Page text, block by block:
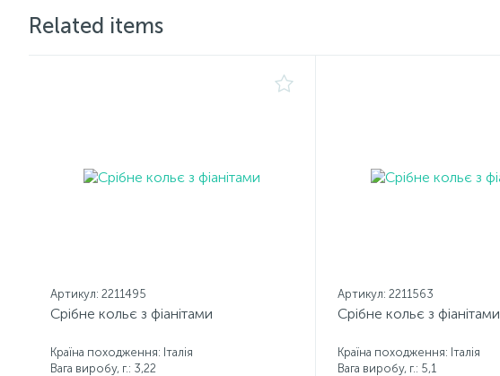
Related items
Артикул: 2211495
Срібне кольє з фіанітами
Країна походження: Італія
Вага виробу, г.: 3,22
Артикул: 2211563
Срібне кольє з фіанітами
Країна походження: Італія
Вага виробу, г.: 5,1